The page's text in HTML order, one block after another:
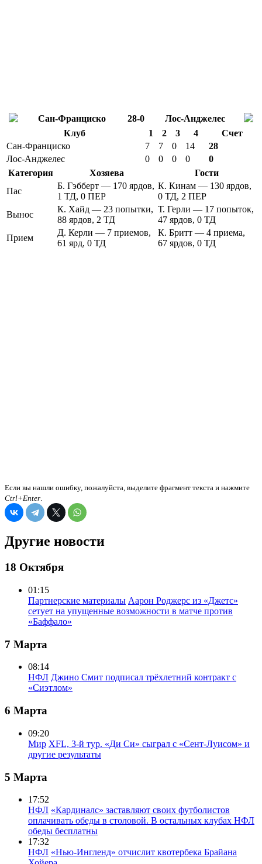
Сан-Франциско 28-0
Лос-Анджелес
Клуб
1 2 3 4
Счет
Сан-Франциско
7 7 0 14
28
Лос-Анджелес
0 0 0 0
0
Категория
Хозяева
Гости
Пас
Б. Гэбберт — 170 ярдов,
1 ТД, 0 ПЕР
К. Кинам — 130 ярдов,
0 ТД, 2 ПЕР
Вынос
К. Хайд — 23 попытки,
88 ярдов, 2 ТД
Т. Герли — 17 попыток,
47 ярдов, 0 ТД
Прием
Д. Керли — 7 приемов,
61 ярд, 0 ТД
К. Бритт — 4 приема,
67 ярдов, 0 ТД
Если вы нашли ошибку, пожалуйста, выделите фрагмент текста и нажмите
Ctrl+Enter.
Другие новости
18 Октября
01:15
Партнерские материалы Аарон Роджерс из «Джетс»
сетует на упущенные возможности в матче против
«Баффало»
7 Марта
08:14
НФЛ Джино Смит подписал трёхлетний контракт с
«Сиэтлом»
6 Марта
09:20
Мир XFL, 3-й тур. «Ди Си» сыграл с «Сент-Луисом» и
другие результаты
5 Марта
17:52
НФЛ «Кардиналс» заставляют своих футболистов
оплачивать обеды в столовой. В остальных клубах НФЛ
обеды бесплатны
17:32
НФЛ «Нью-Ингленд» отчислит квотербека Брайана